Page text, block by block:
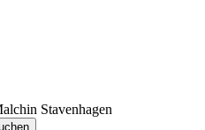
Stavenhagen